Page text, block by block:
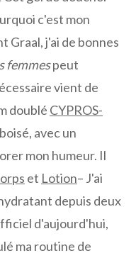
c'est mon
Graal, j'ai de bonnes
femmespeut
vient de
doublé CYPROS-
avec un
mon humeur. Il
et Lotion– J'ai
depuis deux
d'aujourd'hui,
ma routine de